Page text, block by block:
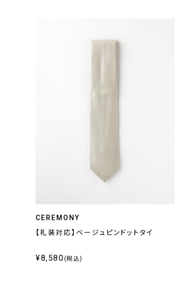
CEREMONY
【礼装対応】ベージュピンドットタイ
¥8,580(税込)